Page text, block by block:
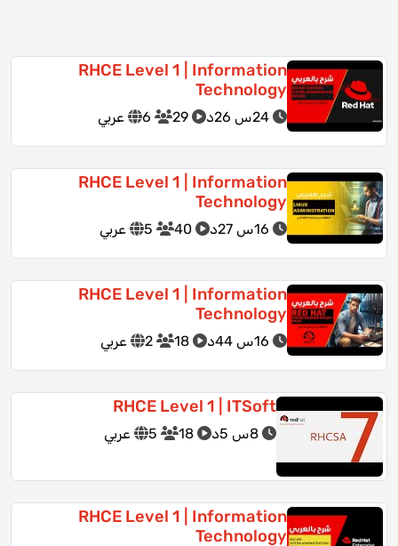
RHCE Level 1 | Information
Technology
24س 26د 29
6 عربي
RHCE Level 1 | Information
Technology
16س 27د 40
5 عربي
RHCE Level 1 | Information
Technology
16س 44د 18
2 عربي
RHCE Level 1 | ITSoft
8س 5د 18
5 عربي
RHCE Level 1 | Information
Technology